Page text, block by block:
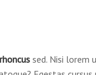
rhoncus sed. Nisi lorem